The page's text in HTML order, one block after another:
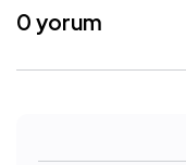
0 yorum